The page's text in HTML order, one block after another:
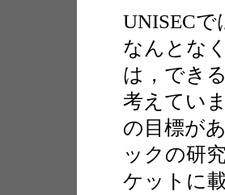
UNISEC
なんとな
は，でき
考えてい
の目標が
ックの研
ケットに